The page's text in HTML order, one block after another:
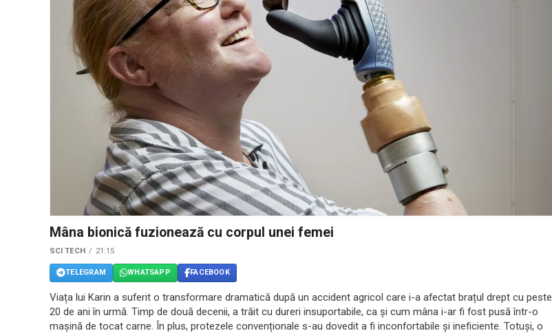
Mâna bionică fuzionează cu corpul unei femei
SCI TECH 21:15
TELEGRAM WHATSAPP FACEBOOK
Viața lui Karin a suferit o transformare dramatică după un accident agricol care i-a afectat brațul drept cu peste
20 de ani în urmă. Timp de două decenii, a trăit cu dureri insuportabile, ca și cum mâna i-ar fi fost pusă într-o
mașină de tocat carne. În plus, protezele convenționale s-au dovedit a fi inconfortabile și ineficiente. Totuși, o